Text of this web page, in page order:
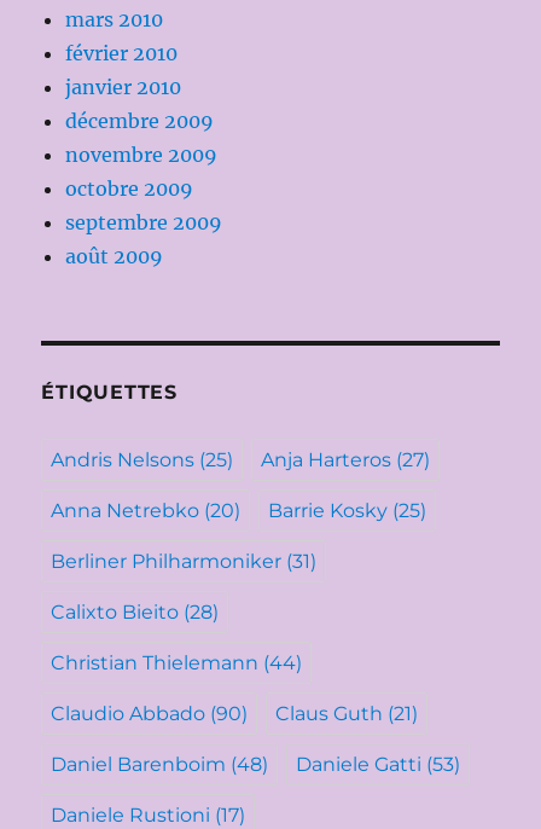
mars 2010
février 2010
janvier 2010
décembre 2009
novembre 2009
octobre 2009
septembre 2009
août 2009
ÉTIQUETTES
Andris Nelsons (25) Anja Harteros (27)
Anna Netrebko (20) Barrie Kosky (25)
Berliner Philharmoniker (31)
Calixto Bieito (28)
Christian Thielemann (44)
Claudio Abbado (90) Claus Guth (21)
Daniel Barenboim (48) Daniele Gatti (53)
Daniele Rustioni (17)